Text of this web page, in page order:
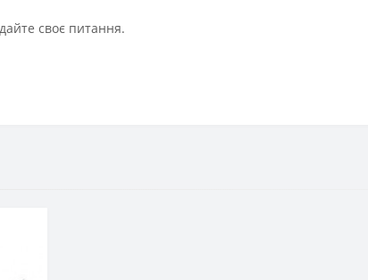
своє питання.